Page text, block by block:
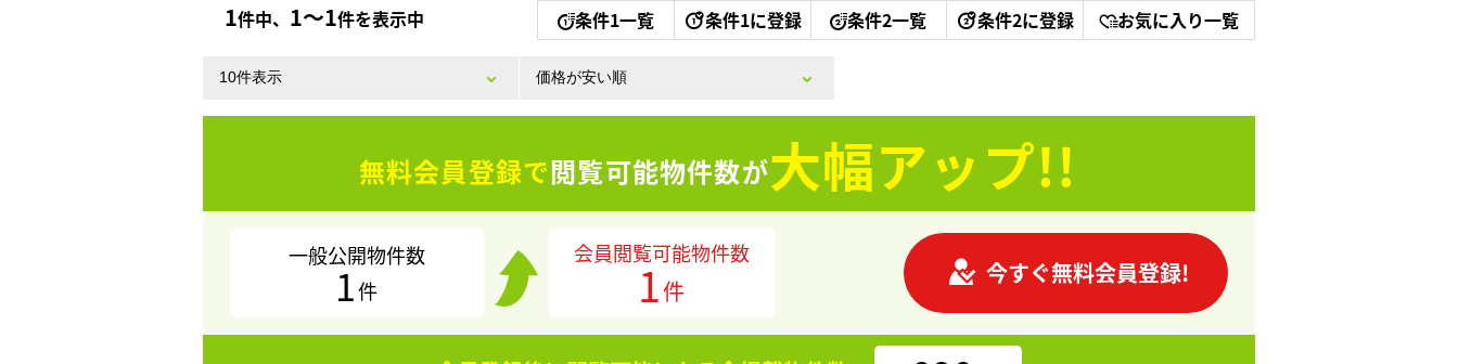
1件中、 1〜1件を表示中 条件1一覧 条件1に登録 条件2一覧 条件2に登録 お気に入り一覧
無料会員登録で閲覧可能物件数が大幅アップ!!
一般公開物件数
1件
会員閲覧可能物件数
1件
今すぐ無料会員登録!